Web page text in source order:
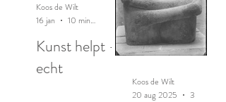
Kunst helpt -
echt
Koos de Wilt
16 jan
10 minuten om te lezen
Koos de Wilt
20 aug 2025